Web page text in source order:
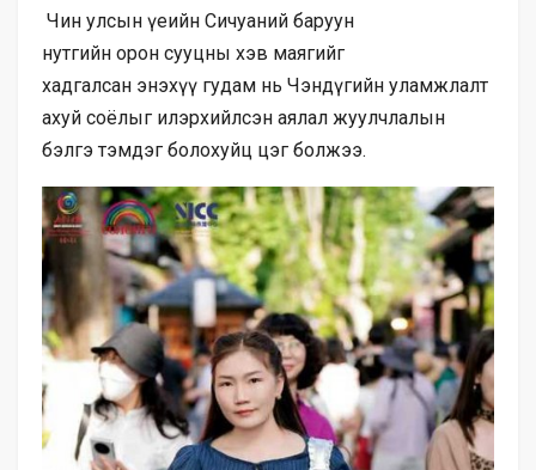
Чин улсын үеийн Сичуаний баруун
нутгийн орон сууцны хэв маягийг
хадгалсан энэхүү гудам нь Чэндүгийн уламжлалт
ахуй соёлыг илэрхийлсэн аялал жуулчлалын
бэлгэ тэмдэг болохуйц цэг болжээ.